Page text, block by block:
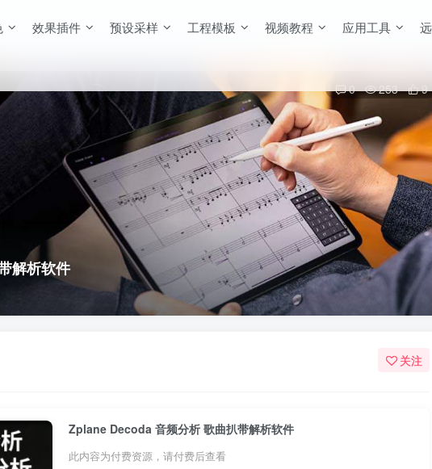
效果插件 预设采样 工程模板 视频教程 应用工具
解析软件
0 253 9
关注
Zplane Decoda 音频分析 歌曲扒带解析软件
此内容为付费资源，请付费后查看